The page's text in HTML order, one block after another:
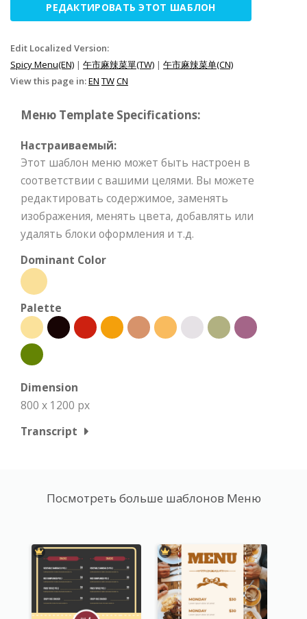
РЕДАКТИРОВАТЬ ЭТОТ ШАБЛОН
Edit Localized Version:
Spicy Menu(EN) | 午市麻辣菜單(TW) | 午市麻辣菜单(CN)
View this page in:EN TWCN
Меню Template Specifications:
Настраиваемый:
Этот шаблон меню может быть настроен в
соответствии с вашими целями. Вы можете
редактировать содержимое, заменять
изображения, менять цвета, добавлять или
удалять блоки оформления и т.д.
Dominant Color
Palette
Dimension
800 x 1200 px
Transcript
Посмотреть больше шаблонов Меню